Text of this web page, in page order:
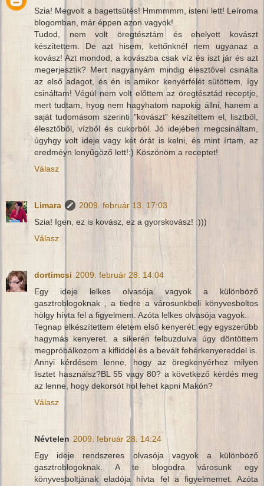
Szia! Megvolt a bagettsütés! Hmmmmm, isteni lett! Leíroma
blogomban, már éppen azon vagyok!
Tudod, nem volt öregtésztám és ehelyett kovászt
készítettem. De azt hisem, kettőnknél nem ugyanaz a
kovász! Azt mondod, a kovászba csak víz és iszt jár és azt
megerjesztik? Mert nagyanyám mindig élesztővel csinálta
az első adagot, és én is amikor kenyérfélét sütöttem, így
csináltam! Végül nem volt előttem az öregtésztád receptje,
mert tudtam, hyog nem hagyhatom napokig állni, hanem a
saját tudomásom szerinti "kovászt" készítettem el, lisztből,
élesztőből, vízből és cukorból. Jó idejében megcsináltam,
úgyhgy volt ideje vagy két órát is kelni, és mint írtam, az
eredméyn lenyűgöző lett!:) Köszönöm a receptet!
Válasz
Limara
2009. február 13. 17:03
Szia! Igen, ez is kovász, ez a gyorskovász! :)))
Válasz
dortimcsi 2009. február 28. 14:04
Egy ideje lelkes olvasója vagyok a különböző
gasztroblogoknak , a tiedre a városunkbeli könyvesboltos
hölgy hívta fel a figyelmem. Azóta lelkes olvasója vagyok.
Tegnap elkészítettem életem első kenyerét: egy egyszerűbb
hagymás kenyeret. a sikerén felbuzdulva úgy döntöttem
megpróbálkozom a kifliddel és a bevált fehérkenyereddel is.
Annyi kérdésem lenne, hogy az öregkenyérhez milyen
lisztet használsz?BL 55 vagy 80? a következő kérdés meg
az lenne, hogy dekorsót hol lehet kapni Makón?
Válasz
Névtelen 2009. február 28. 14:24
Egy ideje rendszeres olvasója vagyok a különböző
gasztroblogoknak. A te blogodra városunk egy
könyvesboltjának eladója hívta fel a figyelmemet. Azóta